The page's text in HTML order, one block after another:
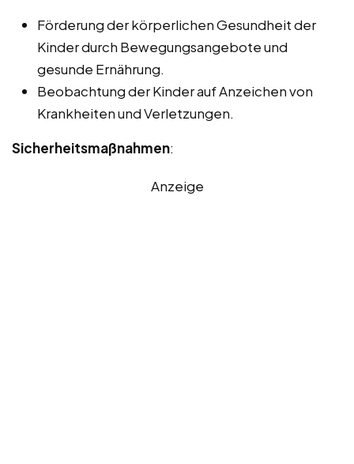
Förderung der körperlichen Gesundheit der
Kinder durch Bewegungsangebote und
gesunde Ernährung.
Beobachtung der Kinder auf Anzeichen von
Krankheiten und Verletzungen.
Sicherheitsmaßnahmen:
Anzeige